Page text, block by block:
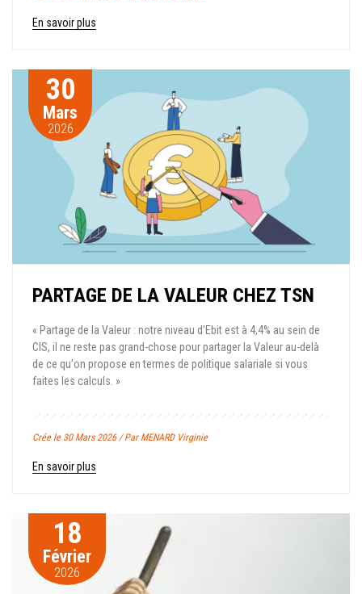
En savoir plus
30
Mars
2026
PARTAGE DE LA VALEUR CHEZ TSN
« Partage de la Valeur : notre niveau d’Ebit est à 4,4% au sein de
CIS, il ne reste pas grand-chose pour partager la Valeur au-delà
de ce qu'on propose en termes de politique salariale si vous
faites les calculs. »
Crée le 30 Mars 2026 / Par MENARD Virginie
En savoir plus
18
Février
2026